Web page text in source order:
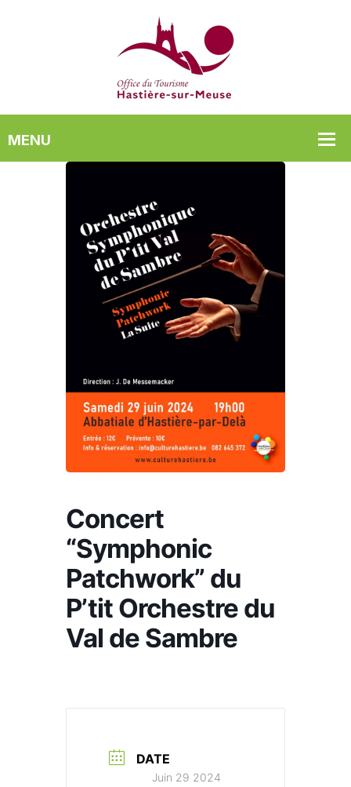
Concert
“Symphonic
Patchwork” du
P’tit Orchestre du
Val de Sambre
DATE
Juin 29 2024